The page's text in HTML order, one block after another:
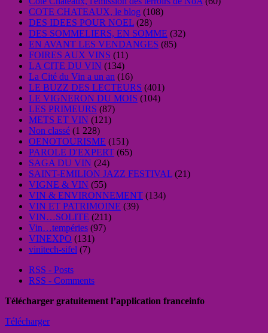
COTE CHATEAUX, le blog (108)
DES IDEES POUR NOEL (28)
DES SOMMELIERS, EN SOMME (32)
EN AVANT LES VENDANGES (85)
FOIRES AUX VINS (11)
LA CITE DU VIN (134)
La Cité du Vin a un an (16)
LE BUZZ DES LECTEURS (401)
LE VIGNERON DU MOIS (104)
LES PRIMEURS (87)
METS ET VIN (121)
Non classé (1 228)
OENOTOURISME (151)
PAROLE D'EXPERT (65)
SAGA DU VIN (24)
SAINT-EMILION JAZZ FESTIVAL (21)
VIGNE & VIN (55)
VIN & ENVIRONNEMENT (134)
VIN ET PATRIMOINE (39)
VIN…SOLITE (211)
Vin…tempéries (97)
VINEXPO (131)
vinitech-sifel (7)
RSS - Posts
RSS - Comments
Télécharger gratuitement l’application franceinfo
Télécharger